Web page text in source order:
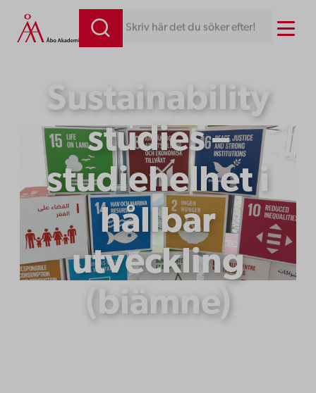
Skriv här det du söker efter! Menu
Sustainability
studies –
studiehelhet i
hållbar
utveckling
(biämne)